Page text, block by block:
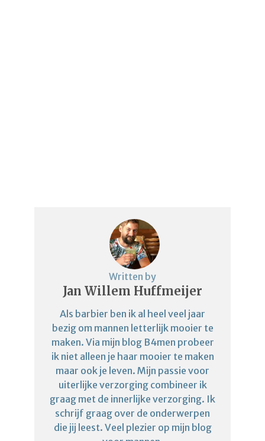
Written by
Jan Willem Huffmeijer
Als barbier ben ik al heel veel jaar
bezig om mannen letterlijk mooier te
maken. Via mijn blog B4men probeer
ik niet alleen je haar mooier te maken
maar ook je leven. Mijn passie voor
uiterlijke verzorging combineer ik
graag met de innerlijke verzorging. Ik
schrijf graag over de onderwerpen
die jij leest. Veel plezier op mijn blog